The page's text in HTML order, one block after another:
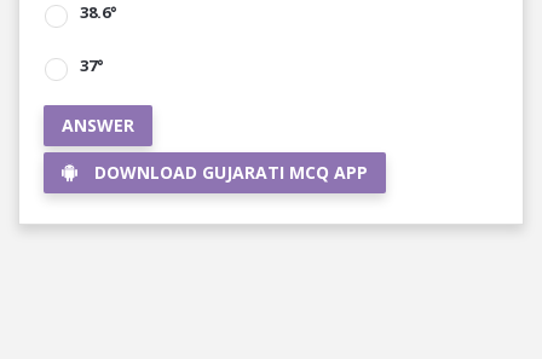
38.6°
37°
ANSWER
DOWNLOAD GUJARATI MCQ APP